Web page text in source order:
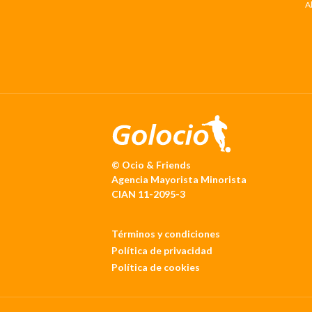
© Ocio & Friends
Agencia Mayorista Minorista
CIAN 11-2095-3
Términos y condiciones
Política de privacidad
Política de cookies